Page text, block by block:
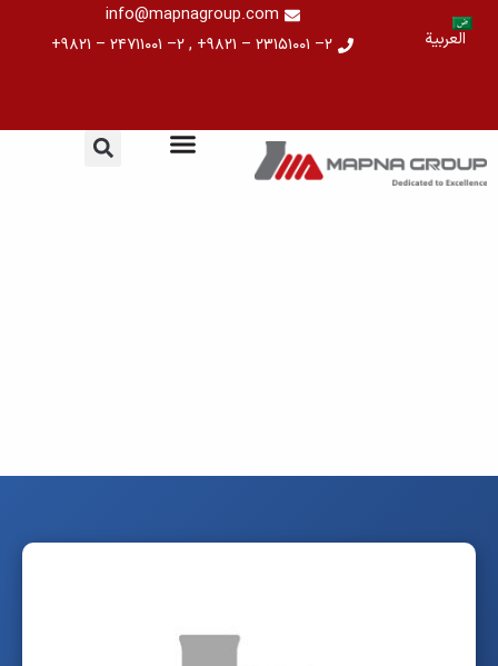
تخطي
العربية
info@mapnagroup.com
۲– ۲۳۱۵۱۰۰۱ – ۹۸۲۱+ , ۲– ۲۴۷۱۱۰۰۱ – ۹۸۲۱+